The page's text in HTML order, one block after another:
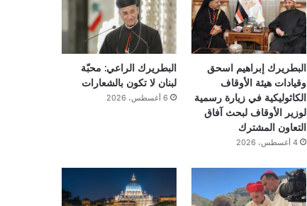
البطريرك إبراهيم اسحق
وقيادات هيئة الأوقاف
الكاثوليكية في زيارة رسمية
لوزير الأوقاف لبحث آفاق
التعاون المشترك
4 أغسطس، 2026
البطريرك الراعي: محبّة
لبنان لا تكون بالشعارات
6 أغسطس، 2026